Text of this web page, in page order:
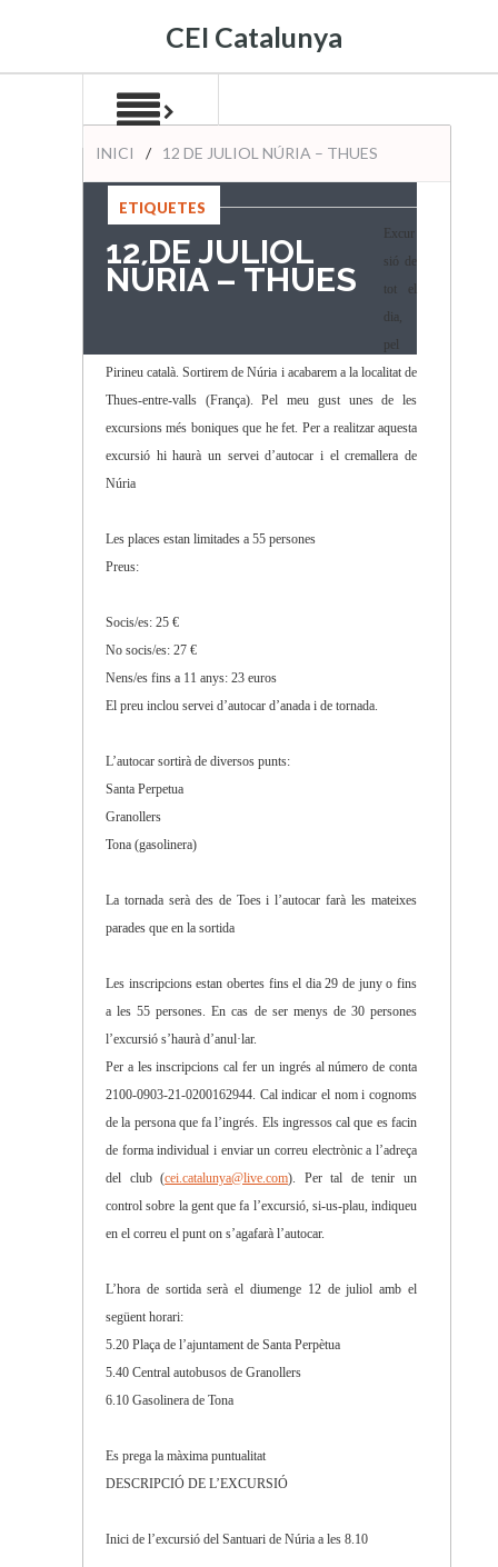
CEI Catalunya
INICI / 12 DE JULIOL NÚRIA – THUES
ETIQUETES
:
12 DE JULIOL
NÚRIA – THUES
Excur
sió de
tot el
dia,
pel
Pirineu català. Sortirem de Núria i acabarem a la localitat de
Thues-entre-valls (França). Pel meu gust unes de les
excursions més boniques que he fet. Per a realitzar aquesta
excursió hi haurà un servei d’autocar i el cremallera de
Núria
Les places estan limitades a 55 persones
Preus:
Socis/es: 25 €
No socis/es: 27 €
Nens/es fins a 11 anys: 23 euros
El preu inclou servei d’autocar d’anada i de tornada.
L’autocar sortirà de diversos punts:
Santa Perpetua
Granollers
Tona (gasolinera)
La tornada serà des de Toes i l’autocar farà les mateixes
parades que en la sortida
Les inscripcions estan obertes fins el dia 29 de juny o fins
a les 55 persones. En cas de ser menys de 30 persones
l’excursió s’haurà d’anul·lar.
Per a les inscripcions cal fer un ingrés al número de conta
2100-0903-21-0200162944. Cal indicar el nom i cognoms
de la persona que fa l’ingrés. Els ingressos cal que es facin
de forma individual i enviar un correu electrònic a l’adreça
del club (cei.catalunya@live.com). Per tal de tenir un
control sobre la gent que fa l’excursió, si-us-plau, indiqueu
en el correu el punt on s’agafarà l’autocar.
L’hora de sortida serà el diumenge 12 de juliol amb el
següent horari:
5.20 Plaça de l’ajuntament de Santa Perpètua
5.40 Central autobusos de Granollers
6.10 Gasolinera de Tona
Es prega la màxima puntualitat
DESCRIPCIÓ DE L’EXCURSIÓ
Inici de l’excursió del Santuari de Núria a les 8.10